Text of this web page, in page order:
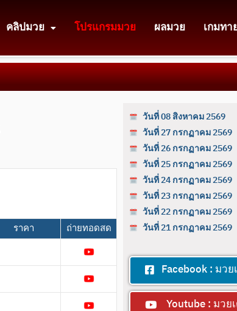
คลิปมวย โปรแกรมมวย ผลมวย เกมทา
ราคา ถ่ายทอดสด
วันที่ 08 สิงหาคม 2569
วันที่ 27 กรกฏาคม 2569
วันที่ 26 กรกฏาคม 2569
วันที่ 25 กรกฏาคม 2569
วันที่ 24 กรกฏาคม 2569
วันที่ 23 กรกฏาคม 2569
วันที่ 22 กรกฏาคม 2569
วันที่ 21 กรกฏาคม 2569
Facebook : มว
Youtube : มวย